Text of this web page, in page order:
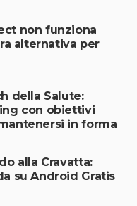
non funziona
alternativa per
della Salute:
con obiettivi
in forma
alla Cravatta:
su Android Gratis